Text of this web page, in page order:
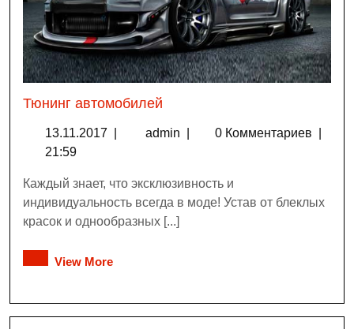
Тюнинг автомобилей
13.11.2017 admin 0 Комментариев
21:59
Каждый знает, что эксклюзивность и
индивидуальность всегда в моде! Устав от блеклых
красок и однообразных [...]
View More